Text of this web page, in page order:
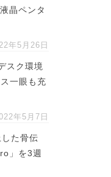
晶ペンタ
年5月26日
スク環境
一眼も充
年5月7日
た骨伝
」を3週